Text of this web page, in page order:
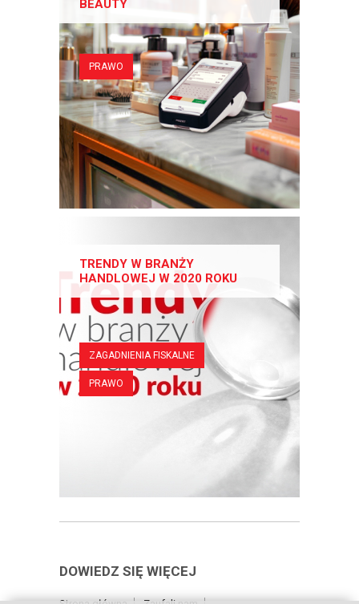
BEAUTY
PRAWO
TRENDY W BRANŻY
HANDLOWEJ W 2020 ROKU
ZAGADNIENIA FISKALNE
PRAWO
DOWIEDZ SIĘ WIĘCEJ